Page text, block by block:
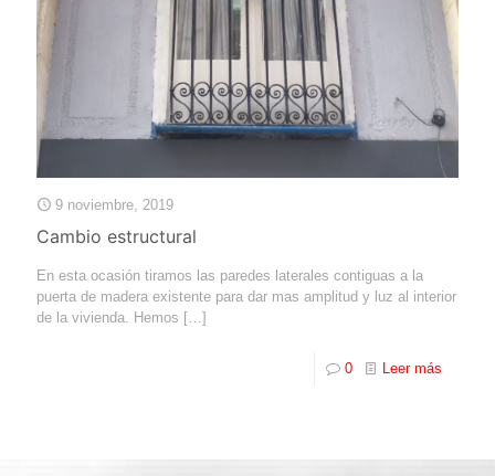
9 noviembre, 2019
Cambio estructural
En esta ocasión tiramos las paredes laterales contiguas a la
puerta de madera existente para dar mas amplitud y luz al interior
de la vivienda. Hemos […]
0 Leer más